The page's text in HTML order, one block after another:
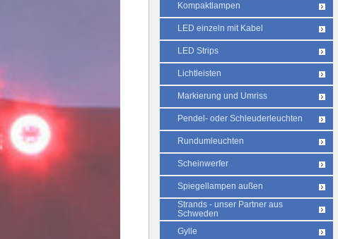
Kompaktlampen
LED einzeln mit Kabel
LED Strips
Lichtleisten
Markierung und Umriss
Pendel- oder Schleuderleuchten
Rundumleuchten
Scheinwerfer
Spiegellampen außen
Strands - unser Partner aus
Schweden
Gylle